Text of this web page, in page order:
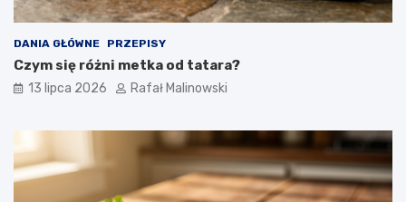
DANIA GŁÓWNE PRZEPISY
Czym się różni metka od tatara?
13 lipca 2026 Rafał Malinowski